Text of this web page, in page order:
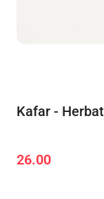
Kafar -
Cena:
26.00